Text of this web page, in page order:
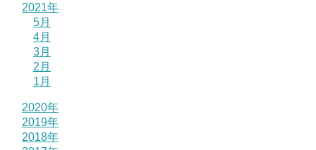
2021年
5月
4月
3月
2月
1月
2020年
2019年
2018年